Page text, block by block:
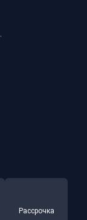
Рассрочка